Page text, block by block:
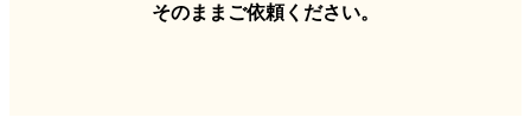
そのままご依頼ください。